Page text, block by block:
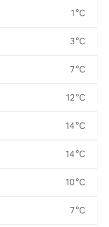
1 °C
3 °C
7 °C
12 °C
14 °C
14 °C
10 °C
7 °C